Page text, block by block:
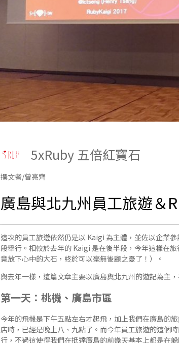
5xRuby 五倍紅寶石
撰文者/曾亮齊
廣島與北九州員工旅遊＆
這次的員工旅遊依然仍是以 Kaigi 為主體，並佐以企業
段舉行。相較於去年的 Kaigi 是在後半段，今年這樣在
竟放下心中的大石，終於可以毫無後顧之憂了！）。
與去年一樣，這篇文章主要以廣島與北九州的遊記為主
第一天：桃機、廣島市區
今年的飛機是下午五點左右才起飛，加上我們在廣島的
店時，已經是晚上八、九點了。而今年員工旅遊的這個
行，不過這使得我們在抵達廣島的前幾天基本上都是在躲